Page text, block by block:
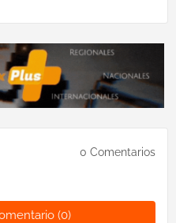
0 Comentarios
(0)